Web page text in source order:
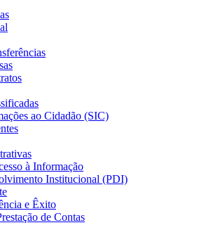
ao Cidadão (SIC)
à Informação
Institucional (PDI)
e Êxito
de Contas